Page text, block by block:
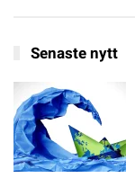
Senaste nytt